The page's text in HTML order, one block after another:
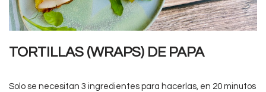
TORTILLAS (WRAPS) DE PAPA
Solo se necesitan 3 ingredientes para hacerlas, en 20 minutos